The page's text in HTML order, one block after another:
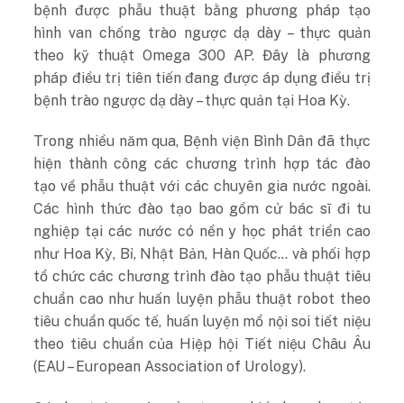
bệnh được phẫu thuật bằng phương pháp tạo
hình van chống trào ngược dạ dày – thực quản
theo kỹ thuật Omega 300 AP. Đây là phương
pháp điều trị tiên tiến đang được áp dụng điều trị
bệnh trào ngược dạ dày – thực quản tại Hoa Kỳ.
Trong nhiều năm qua, Bệnh viện Bình Dân đã thực
hiện thành công các chương trình hợp tác đào
tạo về phẫu thuật với các chuyên gia nước ngoài.
Các hình thức đào tạo bao gồm cử bác sĩ đi tu
nghiệp tại các nước có nền y học phát triển cao
như Hoa Kỳ, Bỉ, Nhật Bản, Hàn Quốc… và phối hợp
tổ chức các chương trình đào tạo phẫu thuật tiêu
chuẩn cao như huấn luyện phẫu thuật robot theo
tiêu chuẩn quốc tế, huấn luyện mổ nội soi tiết niệu
theo tiêu chuẩn của Hiệp hội Tiết niệu Châu Âu
(EAU – European Association of Urology).